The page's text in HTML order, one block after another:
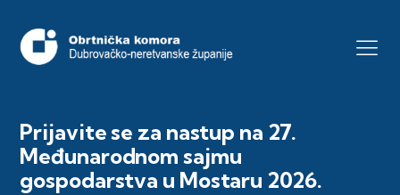
Prijavite se za nastup na 27.
Međunarodnom sajmu
gospodarstva u Mostaru 2026.